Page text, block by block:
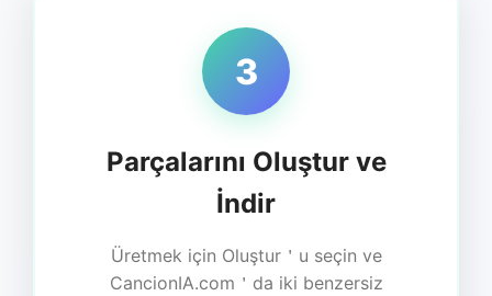
3
Parçalarını Oluştur ve
İndir
Üretmek için Oluştur＇u seçin ve
CancionIA.com＇da iki benzersiz